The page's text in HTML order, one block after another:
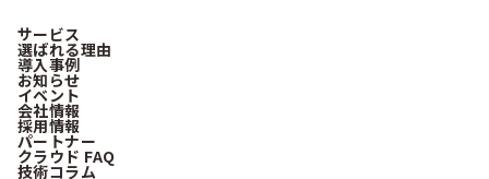
サービス
選ばれる理由
導入事例
お知らせ
イベント
会社情報
採用情報
パートナー
クラウド FAQ
技術コラム